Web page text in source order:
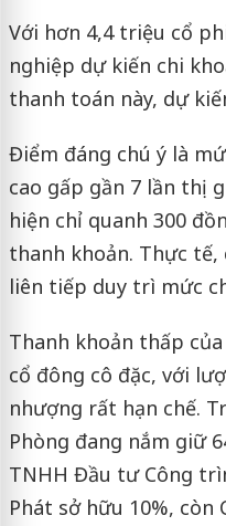
Với hơn 4,4 triệu cổ
nghiệp dự kiến chi
thanh toán này, dự
Điểm đáng chú ý là
cao gấp gần 7 lần thị
hiện chỉ quanh 300
thanh khoản. Thực tế,
liên tiếp duy trì mức
Thanh khoản thấp
cổ đông cô đặc, với
nhượng rất hạn chế.
Phòng đang nắm giữ
TNHH Đầu tư Công
Phát sở hữu 10%, còn